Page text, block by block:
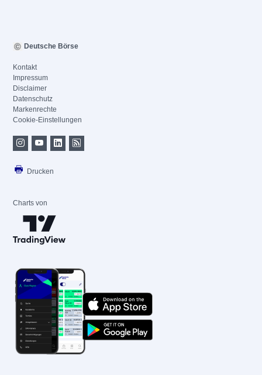
Deutsche Börse
Kontakt
Impressum
Disclaimer
Datenschutz
Markenrechte
Cookie-Einstellungen
Drucken
Charts von